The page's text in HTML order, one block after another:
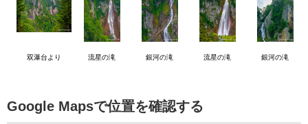
双瀑台より 流星の滝 銀河の滝 流星の滝 銀河の滝
Google Mapsで位置を確認する